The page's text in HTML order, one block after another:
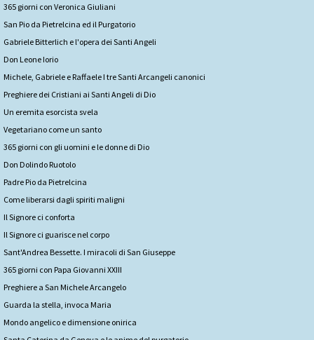
365 giorni con Veronica Giuliani
San Pio da Pietrelcina ed il Purgatorio
Gabriele Bitterlich e l'opera dei Santi Angeli
Don Leone Iorio
Michele, Gabriele e Raffaele I tre Santi Arcangeli canonici
Preghiere dei Cristiani ai Santi Angeli di Dio
Un eremita esorcista svela
Vegetariano come un santo
365 giorni con gli uomini e le donne di Dio
Don Dolindo Ruotolo
Padre Pio da Pietrelcina
Come liberarsi dagli spiriti maligni
Il Signore ci conforta
Il Signore ci guarisce nel corpo
Sant'Andrea Bessette. I miracoli di San Giuseppe
365 giorni con Papa Giovanni XXIII
Preghiere a San Michele Arcangelo
Guarda la stella, invoca Maria
Mondo angelico e dimensione onirica